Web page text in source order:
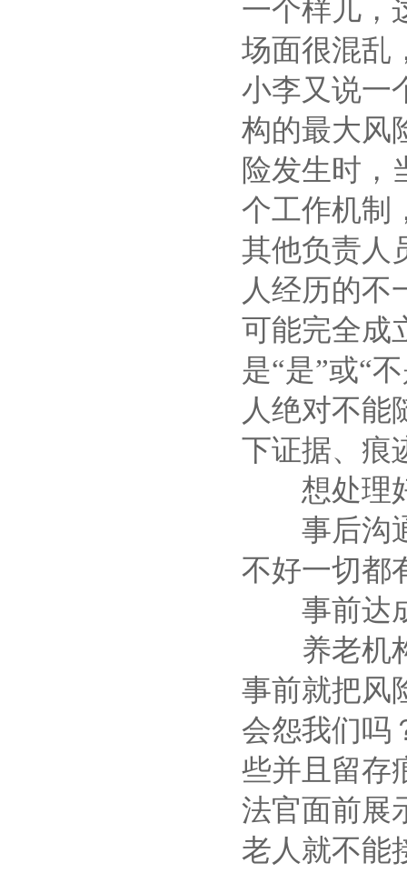
一个样儿，
场面很混乱
小李又说一
构的最大风
险发生时，
个工作机制
其他负责人
人经历的不
可能完全成
是“是”或“
人绝对不能
下证据、痕
想处理好
事后沟通
不好一切都
事前达成
养老机构
事前就把风
会怨我们吗
些并且留存
法官面前展
老人就不能